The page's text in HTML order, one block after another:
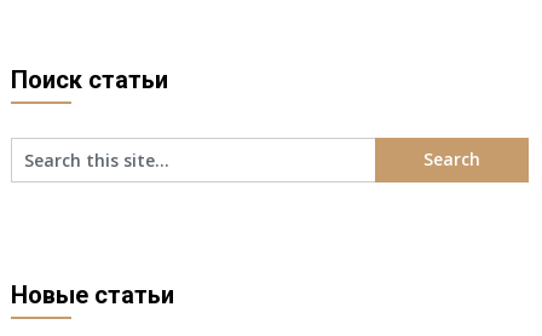
Поиск статьи
Новые статьи